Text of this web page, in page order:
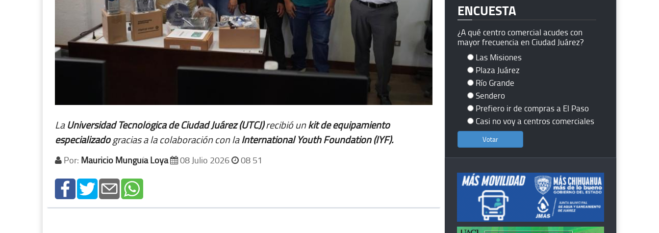
LaUniversidad Tecnológica de Ciudad Juárez (UTCJ)recibió unkit de equipamiento
especializadogracias a la colaboración con laInternational Youth Foundation (IYF).
Por: Mauricio Munguía Loya 08 Julio 2026 08 51
ENCUESTA
¿A qué centro comercial acudes con
mayor frecuencia en Ciudad Juárez?
Las Misiones
Plaza Juárez
Río Grande
Sendero
Prefiero ir de compras a El Paso
Casi no voy a centros comerciales